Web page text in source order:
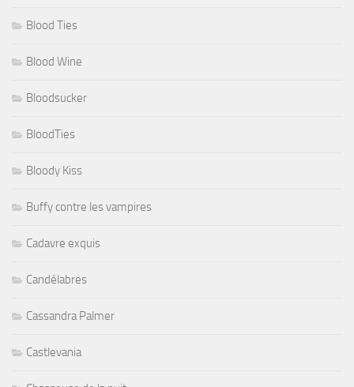
Blood Ties
Blood Wine
Bloodsucker
BloodTies
Bloody Kiss
Buffy contre les vampires
Cadavre exquis
Candélabres
Cassandra Palmer
Castlevania